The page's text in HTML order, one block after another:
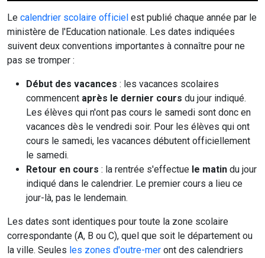
Le calendrier scolaire officiel est publié chaque année par le
ministère de l'Education nationale. Les dates indiquées
suivent deux conventions importantes à connaître pour ne
pas se tromper :
Début des vacances : les vacances scolaires
commencent après le dernier cours du jour indiqué.
Les élèves qui n'ont pas cours le samedi sont donc en
vacances dès le vendredi soir. Pour les élèves qui ont
cours le samedi, les vacances débutent officiellement
le samedi.
Retour en cours : la rentrée s'effectue le matin du jour
indiqué dans le calendrier. Le premier cours a lieu ce
jour-là, pas le lendemain.
Les dates sont identiques pour toute la zone scolaire
correspondante (A, B ou C), quel que soit le département ou
la ville. Seules les zones d'outre-mer ont des calendriers